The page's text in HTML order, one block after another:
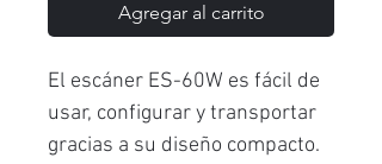
Agregar al carrito
El escáner ES-60W es fácil de
usar, configurar y transportar
gracias a su diseño compacto.